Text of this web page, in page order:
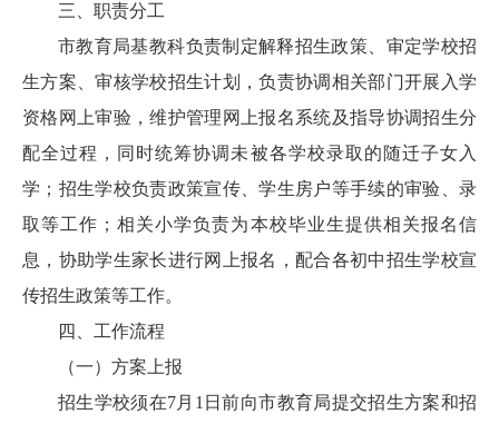
三、职责分工
市教育局基教科负责制定解释招生政策、审定学校招
生方案、审核学校招生计划，负责协调相关部门开展入学
资格网上审验，维护管理网上报名系统及指导协调招生分
配全过程，同时统筹协调未被各学校录取的随迁子女入
学；招生学校负责政策宣传、学生房户等手续的审验、录
取等工作；相关小学负责为本校毕业生提供相关报名信
息，协助学生家长进行网上报名，配合各初中招生学校宣
传招生政策等工作。
四、工作流程
（一）方案上报
招生学校须在7月1日前向市教育局提交招生方案和招